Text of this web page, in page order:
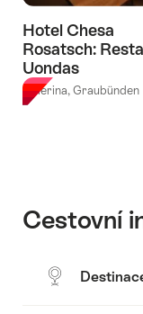
Hotel Chesa
Rosatsch:
Uondas
Celerina, Graubünden
Cestovní